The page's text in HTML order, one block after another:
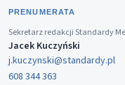
PRENUMERATA
Sekretarz redakcji Standardy
Jacek Kuczyński
j.kuczynski@standardy.pl
608 344 363